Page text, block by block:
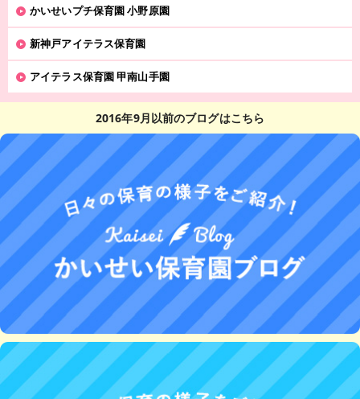
かいせいプチ保育園 小野原園
新神戸アイテラス保育園
アイテラス保育園 甲南山手園
2016年9月以前のブログはこちら